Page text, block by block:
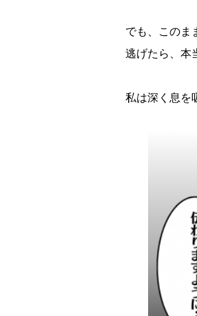
でも、このま
逃げたら、本
私は深く息を